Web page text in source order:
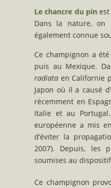
Le chancre du pin
Dans la nature, on
également connue
Ce champignon a
puis au Mexique.
radiata en Californie
Japon où il a causé
récemment en
Italie et au
européenne a mis
d’éviter la
2007). Depuis, les
soumises au
Ce champignon